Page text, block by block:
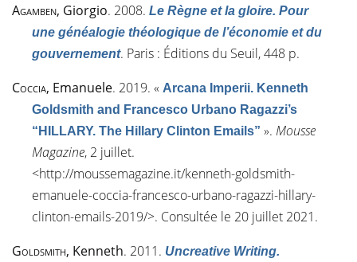
Agamben, Giorgio. 2008. Le Règne et la gloire. Pour
une généalogie théologique de l’économie et du
gouvernement. Paris : Éditions du Seuil, 448 p.
Coccia, Emanuele. 2019. « Arcana Imperii. Kenneth
Goldsmith and Francesco Urbano Ragazzi’s
“HILLARY. The Hillary Clinton Emails” ». Mousse
Magazine, 2 juillet.
<http://moussemagazine.it/kenneth-goldsmith-
emanuele-coccia-francesco-urbano-ragazzi-hillary-
clinton-emails-2019/>. Consultée le 20 juillet 2021.
Goldsmith, Kenneth. 2011. Uncreative Writing.